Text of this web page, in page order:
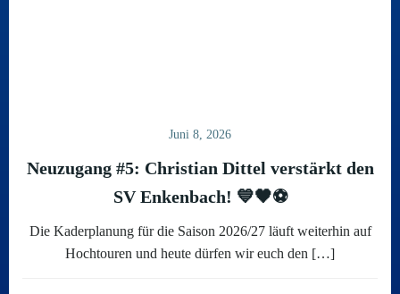
Juni 8, 2026
Neuzugang #5: Christian Dittel verstärkt den
SV Enkenbach! 💙🖤⚽
Die Kaderplanung für die Saison 2026/27 läuft weiterhin auf
Hochtouren und heute dürfen wir euch den […]